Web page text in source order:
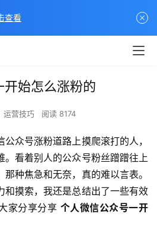
始怎么涨粉的
运营技巧 阅读 8174
众号涨粉道路上摸爬滚打的人，
。看着别人的公众号粉丝蹭蹭往上
种焦急和无奈，真的难以言表。
和摸索，我还是总结出了一些有效
家分享分享 个人微信公众号一开
查看